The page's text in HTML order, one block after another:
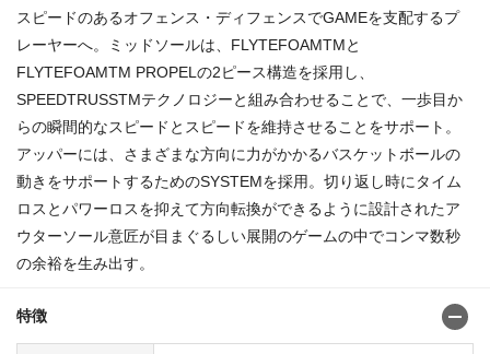
スピードのあるオフェンス・ディフェンスでGAMEを支配するプ
レーヤーへ。ミッドソールは、FLYTEFOAMTMと
FLYTEFOAMTM PROPELの2ピース構造を採用し、
SPEEDTRUSSTMテクノロジーと組み合わせることで、一歩目か
らの瞬間的なスピードとスピードを維持させることをサポート。
アッパーには、さまざまな方向に力がかかるバスケットボールの
動きをサポートするためのSYSTEMを採用。切り返し時にタイム
ロスとパワーロスを抑えて方向転換ができるように設計されたア
ウターソール意匠が目まぐるしい展開のゲームの中でコンマ数秒
の余裕を生み出す。
特徴